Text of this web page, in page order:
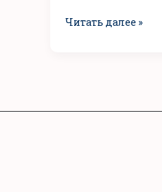
Читать далее »